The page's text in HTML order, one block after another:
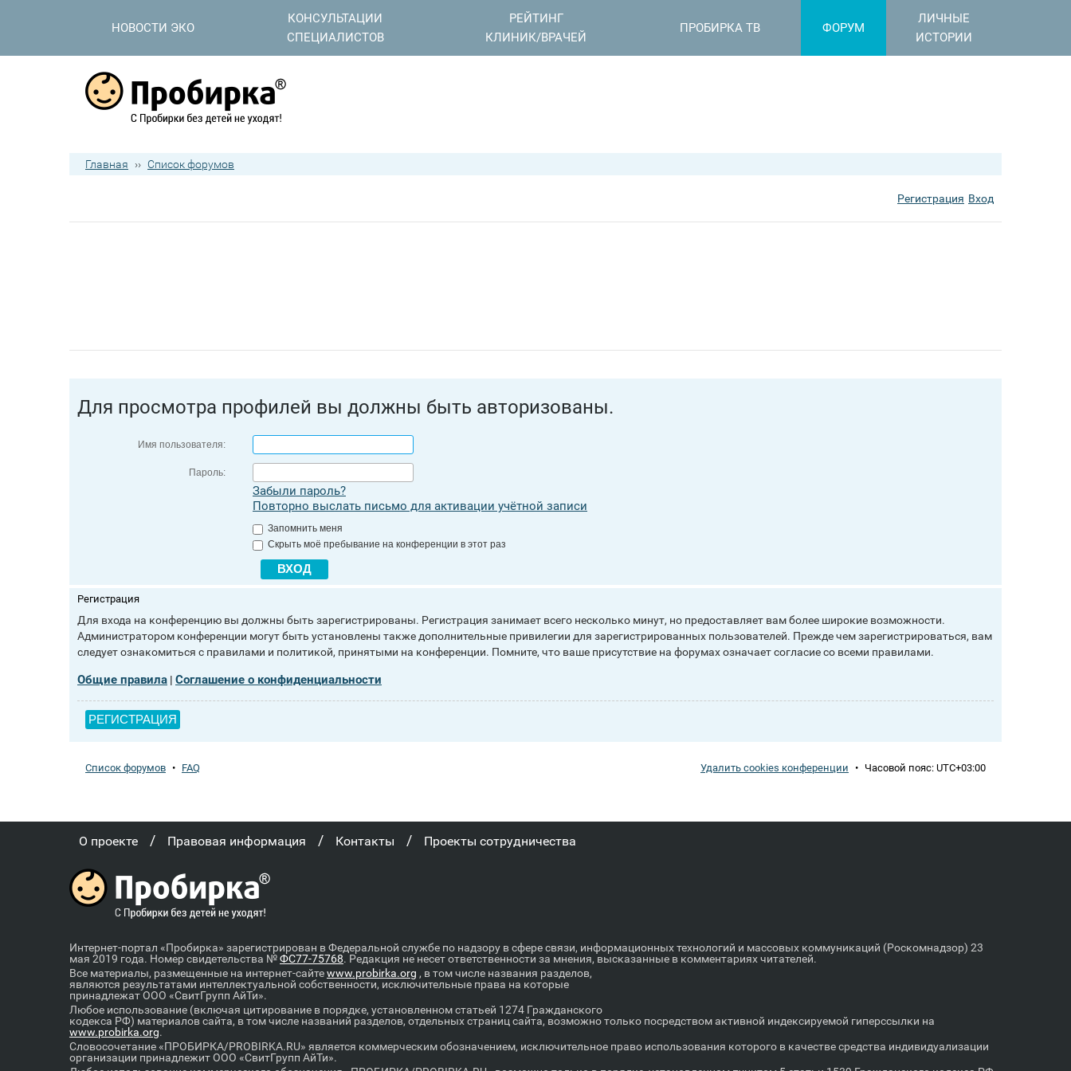
НОВОСТИ ЭКО
КОНСУЛЬТАЦИИ
СПЕЦИАЛИСТОВ
РЕЙТИНГ
КЛИНИК/ВРАЧЕЙ
ПРОБИРКА ТВ ФОРУМ
ЛИЧНЫЕ
ИСТОРИИ
Главная ›› Список форумов
Регистрация Вход
Для просмотра профилей вы должны быть авторизованы.
Имя пользователя:
Пароль:
Забыли пароль?
Повторно выслать письмо для активации учётной записи
Запомнить меня
Скрыть моё пребывание на конференции в этот раз
Регистрация
Для входа на конференцию вы должны быть зарегистрированы. Регистрация занимает всего несколько минут, но предоставляет вам более широкие возможности.
Администратором конференции могут быть установлены также дополнительные привилегии для зарегистрированных пользователей. Прежде чем зарегистрироваться, вам
следует ознакомиться с правилами и политикой, принятыми на конференции. Помните, что ваше присутствие на форумах означает согласие со всеми правилами.
Общие правила | Соглашение о конфиденциальности
РЕГИСТРАЦИЯ
Список форумов • FAQ Удалить cookies конференции • Часовой пояс: UTC+03:00
О проекте / Правовая информация / Контакты / Проекты сотрудничества
Интернет-портал «Пробирка» зарегистрирован в Федеральной службе по надзору в сфере связи, информационных технологий и массовых коммуникаций (Роскомнадзор) 23
мая 2019 года. Номер свидетельства №ФС77-75768. Редакция не несет ответственности за мнения, высказанные в комментариях читателей.
Все материалы, размещенные на интернет-сайтеwww.probirka.org , в том числе названия разделов,
являются результатами интеллектуальной собственности, исключительные права на которые
принадлежат ООО «СвитГрупп АйТи».
Любое использование (включая цитирование в порядке, установленном статьей 1274 Гражданского
кодекса РФ) материалов сайта, в том числе названий разделов, отдельных страниц сайта, возможно только посредством активной индексируемой гиперссылки на
www.probirka.org.
Словосочетание «ПРОБИРКА/PROBIRKA.RU» является коммерческим обозначением, исключительное право использования которого в качестве средства индивидуализации
организации принадлежит ООО «СвитГрупп АйТи».